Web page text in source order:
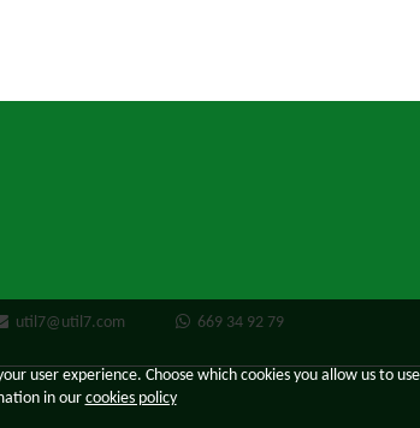
util7@util7.com 669 34 92 79
user experience. Choose which cookies you allow us to
in ourcookies policy